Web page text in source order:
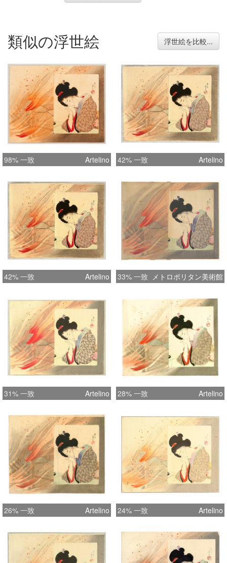
類似の浮世絵 浮世絵を比較...
98% 一致 Artelino 42% 一致 Artelino
42% 一致 Artelino 33% 一致 メトロポリタン美術館
31% 一致 Artelino 28% 一致 Artelino
26% 一致 Artelino 24% 一致 Artelino